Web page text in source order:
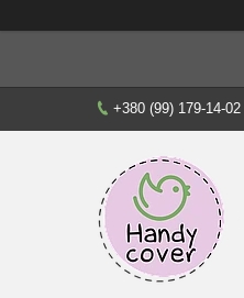
+380 (99) 179-14-02